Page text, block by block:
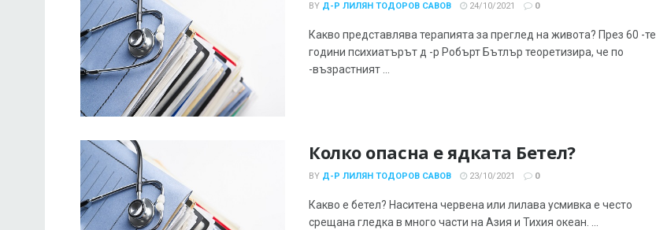
BY Д-Р ЛИЛЯН ТОДОРОВ САВОВ 24/10/2021 0
Какво представлява терапията за преглед на живота? През 60 -те
години психиатърът д -р Робърт Бътлър теоретизира, че по
-възрастният ...
Колко опасна е ядката Бетел?
BY Д-Р ЛИЛЯН ТОДОРОВ САВОВ 23/10/2021 0
Какво е бетел? Наситена червена или лилава усмивка е често
срещана гледка в много части на Азия и Тихия океан. ...